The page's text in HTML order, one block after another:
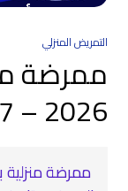
التمريض المنزلي
ممرضة
2026 – 2027